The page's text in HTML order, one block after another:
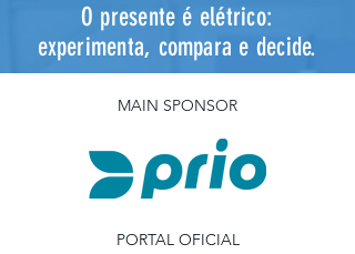
O presente é elétrico:
experimenta, compara e decide.
MAIN SPONSOR
PORTAL OFICIAL